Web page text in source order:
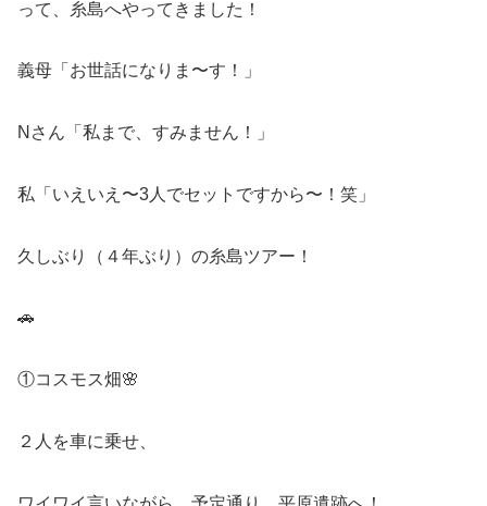
って、糸島へやってきました！
義母「お世話になりま〜す！」
Nさん「私まで、すみません！」
私「いえいえ〜3人でセットですから〜！笑」
久しぶり（４年ぶり）の糸島ツアー！
🚗
①コスモス畑🌸
２人を車に乗せ、